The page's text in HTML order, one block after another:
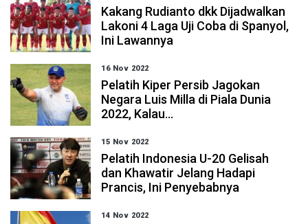
Kakang Rudianto dkk Dijadwalkan
Lakoni 4 Laga Uji Coba di Spanyol,
Ini Lawannya
16 Nov 2022
Pelatih Kiper Persib Jagokan
Negara Luis Milla di Piala Dunia
2022, Kalau...
15 Nov 2022
Pelatih Indonesia U-20 Gelisah
dan Khawatir Jelang Hadapi
Prancis, Ini Penyebabnya
14 Nov 2022